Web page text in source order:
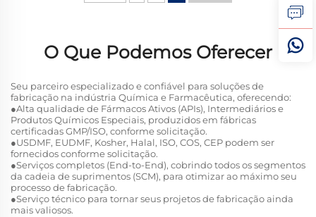
O Que Podemos Oferecer
Seu parceiro especializado e confiável para soluções de
fabricação na indústria Química e Farmacêutica, oferecendo:
●Alta qualidade de Fármacos Ativos (APIs), Intermediários e
Produtos Químicos Especiais, produzidos em fábricas
certificadas GMP/ISO, conforme solicitação.
●USDMF, EUDMF, Kosher, Halal, ISO, COS, CEP podem ser
fornecidos conforme solicitação.
●Serviços completos (End-to-End), cobrindo todos os segmentos
da cadeia de suprimentos (SCM), para otimizar ao máximo seu
processo de fabricação.
●Serviço técnico para tornar seus projetos de fabricação ainda
mais valiosos.